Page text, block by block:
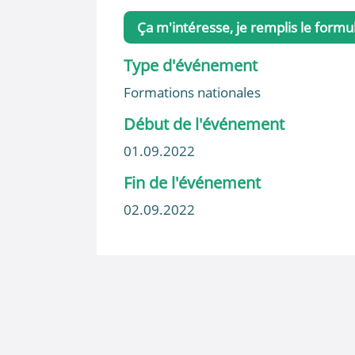
Ça m'intéresse, je remplis le
Type d'événement
Formations nationales
Début de l'événement
01.09.2022
Fin de l'événement
02.09.2022